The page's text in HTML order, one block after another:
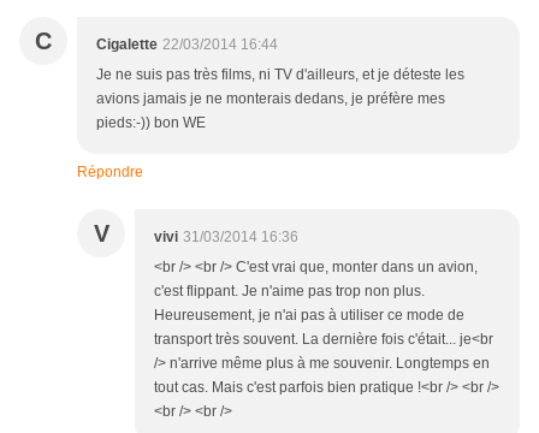
C Cigalette 22/03/2014 16:44
Je ne suis pas très films, ni TV d'ailleurs, et je déteste les
avions jamais je ne monterais dedans, je préfère mes
pieds:-)) bon WE
Répondre
V vivi 31/03/2014 16:36
<br /> <br /> C'est vrai que, monter dans un avion,
c'est flippant. Je n'aime pas trop non plus.
Heureusement, je n'ai pas à utiliser ce mode de
transport très souvent. La dernière fois c'était... je<br
/> n'arrive même plus à me souvenir. Longtemps en
tout cas. Mais c'est parfois bien pratique !<br /> <br />
<br /> <br />